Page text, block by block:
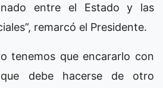
entre el Estado y las
remarcó el Presidente.
tenemos que encararlo con
debe hacerse de otro